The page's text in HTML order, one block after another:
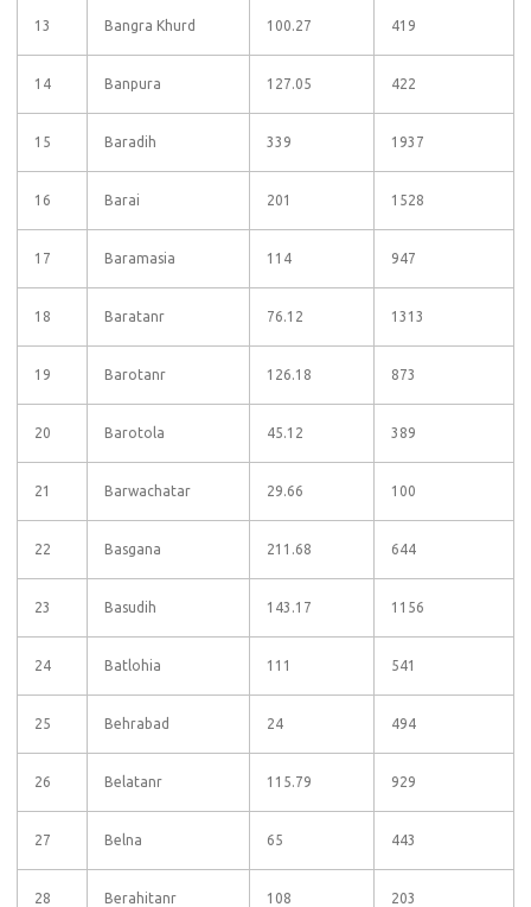
13 Bangra Khurd 100.27 419
14 Banpura 127.05 422
15 Baradih 339 1937
16 Barai 201 1528
17 Baramasia 114 947
18 Baratanr 76.12 1313
19 Barotanr 126.18 873
20 Barotola 45.12 389
21 Barwachatar 29.66 100
22 Basgana 211.68 644
23 Basudih 143.17 1156
24 Batlohia 111 541
25 Behrabad 24 494
26 Belatanr 115.79 929
27 Belna 65 443
28 Berahitanr 108 203